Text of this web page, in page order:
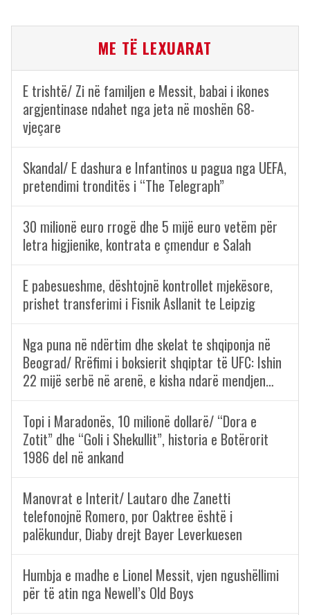
ME TË LEXUARAT
E trishtë/ Zi në familjen e Messit, babai i ikones
argjentinase ndahet nga jeta në moshën 68-
vjeçare
Skandal/ E dashura e Infantinos u pagua nga UEFA,
pretendimi tronditës i “The Telegraph”
30 milionë euro rrogë dhe 5 mijë euro vetëm për
letra higjienike, kontrata e çmendur e Salah
E pabesueshme, dështojnë kontrollet mjekësore,
prishet transferimi i Fisnik Asllanit te Leipzig
Nga puna në ndërtim dhe skelat te shqiponja në
Beograd/ Rrëfimi i boksierit shqiptar të UFC: Ishin
22 mijë serbë në arenë, e kisha ndarë mendjen…
Topi i Maradonës, 10 milionë dollarë/ “Dora e
Zotit” dhe “Goli i Shekullit”, historia e Botërorit
1986 del në ankand
Manovrat e Interit/ Lautaro dhe Zanetti
telefonojnë Romero, por Oaktree është i
palëkundur, Diaby drejt Bayer Leverkuesen
Humbja e madhe e Lionel Messit, vjen ngushëllimi
për të atin nga Newell’s Old Boys